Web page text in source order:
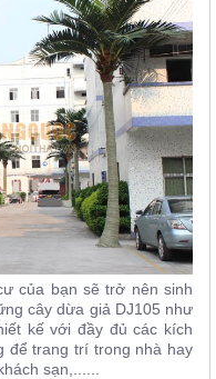
của bạn sẽ trở nên sinh
cây dừa giả DJ105 như
kế với đầy đủ các kích
để trang trí trong nhà hay
sạn,......